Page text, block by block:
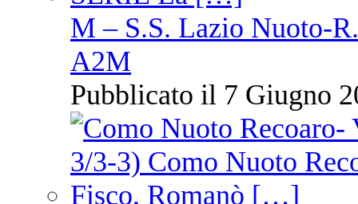
M – S.S. Lazio Nuoto-
A2M
Pubblicato il 7 Giugno